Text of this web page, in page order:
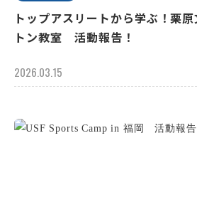
トップアスリートから学ぶ！栗
トン教室 活動報告！
2026.03.15